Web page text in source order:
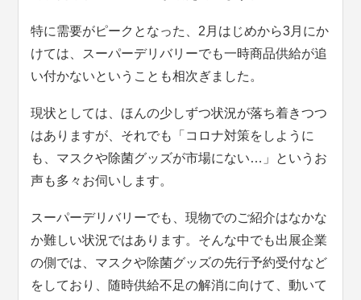
特に需要がピークとなった、2月はじめから3月にか
けては、スーパーデリバリーでも一時商品供給が追
い付かないということも相次ぎました。
現状としては、ほんの少しずつ状況が落ち着きつつ
はありますが、それでも「コロナ対策をしように
も、マスクや除菌グッズが市場にない…」というお
声も多々お伺いします。
スーパーデリバリーでも、現物でのご紹介はなかな
か難しい状況ではあります。そんな中でも出展企業
の側では、マスクや除菌グッズの先行予約受付など
をしており、随時供給不足の解消に向けて、動いて